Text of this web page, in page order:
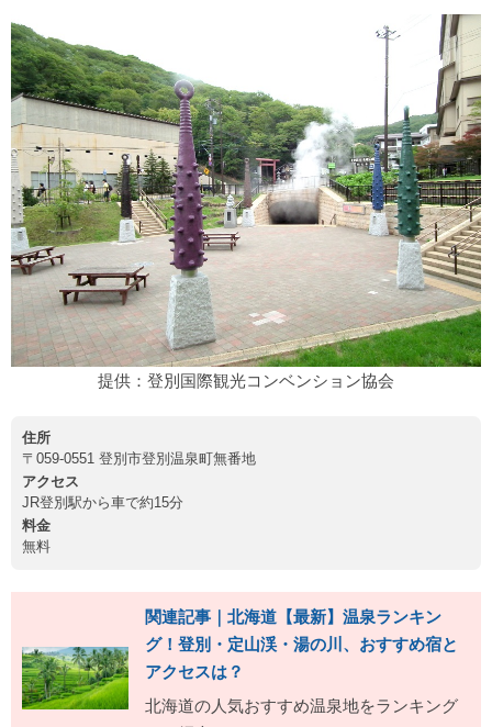
提供：登別国際観光コンベンション協会
住所
〒059-0551 登別市登別温泉町無番地
アクセス
JR登別駅から車で約15分
料金
無料
関連記事｜北海道【最新】温泉ランキン
グ！登別・定山渓・湯の川、おすすめ宿と
アクセスは？
北海道の人気おすすめ温泉地をランキング